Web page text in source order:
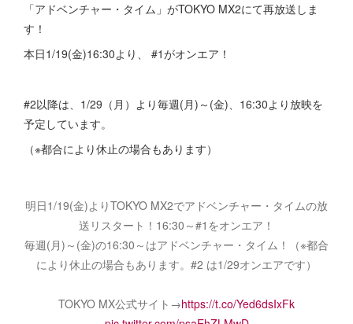
「アドベンチャー・タイム」がTOKYO MX2にて再放送しま
す！
本日1/19(金)16:30より、 #1がオンエア！
#2以降は、1/29（月）より毎週(月)～(金)、16:30より放映を
予定しています。
（※都合により休止の場合もあります）
明日1/19(金)よりTOKYO MX2でアドベンチャー・タイムの放
送リスタート！16:30～#1をオンエア！
毎週(月)～(金)の16:30～はアドベンチャー・タイム！（※都合
により休止の場合もあります。#2 は1/29オンエアです）
TOKYO MX公式サイト→https://t.co/Yed6dsIxFk